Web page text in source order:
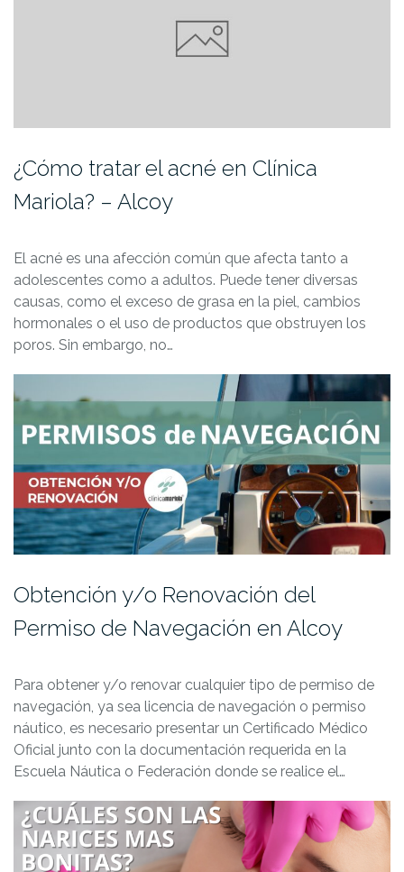
¿Cómo tratar el acné en Clínica
Mariola? – Alcoy
El acné es una afección común que afecta tanto a
adolescentes como a adultos. Puede tener diversas
causas, como el exceso de grasa en la piel, cambios
hormonales o el uso de productos que obstruyen los
poros. Sin embargo, no…
Obtención y/o Renovación del
Permiso de Navegación en Alcoy
Para obtener y/o renovar cualquier tipo de permiso de
navegación, ya sea licencia de navegación o permiso
náutico, es necesario presentar un Certificado Médico
Oficial junto con la documentación requerida en la
Escuela Náutica o Federación donde se realice el…